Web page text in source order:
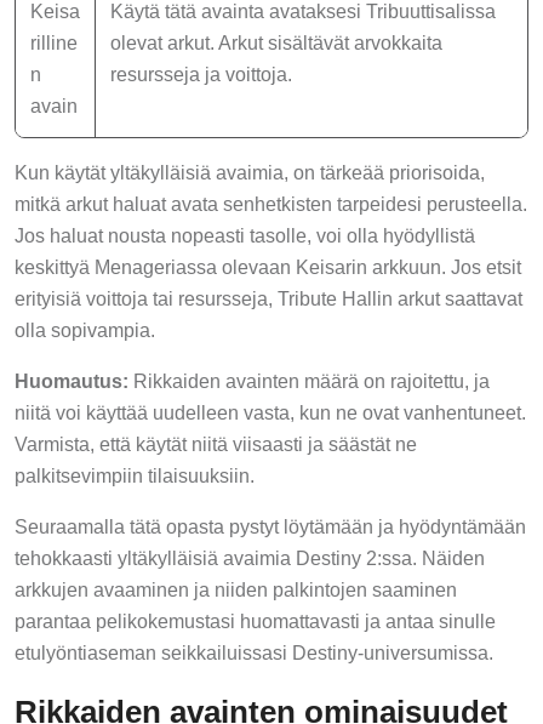
Keisa
rilline
n
avain
Käytä tätä avainta avataksesi Tribuuttisalissa
olevat arkut. Arkut sisältävät arvokkaita
resursseja ja voittoja.
Kun käytät yltäkylläisiä avaimia, on tärkeää priorisoida,
mitkä arkut haluat avata senhetkisten tarpeidesi perusteella.
Jos haluat nousta nopeasti tasolle, voi olla hyödyllistä
keskittyä Menageriassa olevaan Keisarin arkkuun. Jos etsit
erityisiä voittoja tai resursseja, Tribute Hallin arkut saattavat
olla sopivampia.
Huomautus: Rikkaiden avainten määrä on rajoitettu, ja
niitä voi käyttää uudelleen vasta, kun ne ovat vanhentuneet.
Varmista, että käytät niitä viisaasti ja säästät ne
palkitsevimpiin tilaisuuksiin.
Seuraamalla tätä opasta pystyt löytämään ja hyödyntämään
tehokkaasti yltäkylläisiä avaimia Destiny 2:ssa. Näiden
arkkujen avaaminen ja niiden palkintojen saaminen
parantaa pelikokemustasi huomattavasti ja antaa sinulle
etulyöntiaseman seikkailuissasi Destiny-universumissa.
Rikkaiden avainten ominaisuudet